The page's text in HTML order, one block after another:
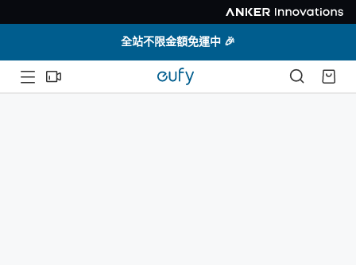
全站不限金額免運中 🎉